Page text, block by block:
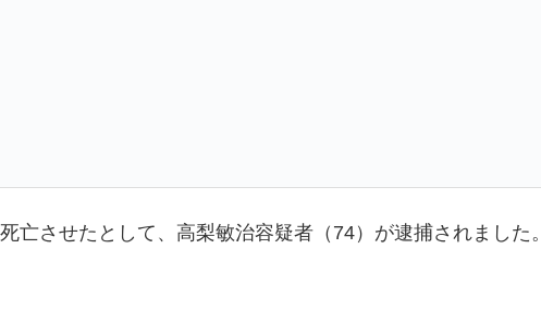
させたとして、高梨敏治容疑者（74）が逮捕されました。